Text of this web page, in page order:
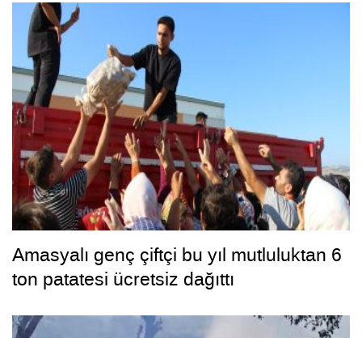
Amasyalı genç çiftçi bu yıl mutluluktan 6
ton patatesi ücretsiz dağıttı